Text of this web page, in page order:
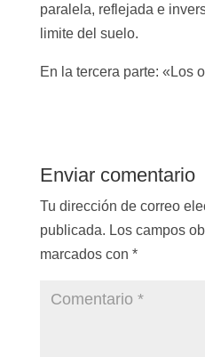
paralela, reflejada e
limite del suelo.
En la tercera parte: «Los
Enviar comentario
Tu dirección de correo
publicada. Los campos
marcados con *